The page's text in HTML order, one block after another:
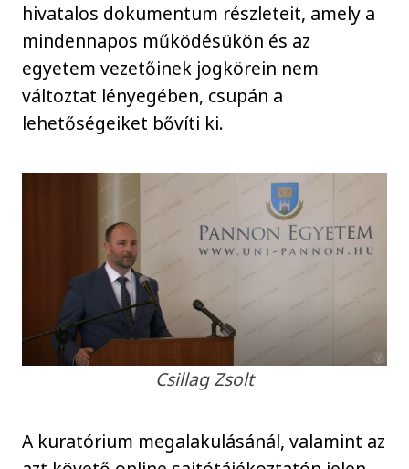
hivatalos dokumentum részleteit, amely a
mindennapos működésükön és az
egyetem vezetőinek jogkörein nem
változtat lényegében, csupán a
lehetőségeiket bővíti ki.
Csillag Zsolt
A kuratórium megalakulásánál, valamint az